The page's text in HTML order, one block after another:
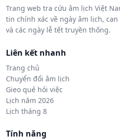
Trang web tra cứu âm lịch Việt
tin chính xác về ngày âm lịch,
và các ngày lễ tết truyền thống.
Liên kết nhanh
Trang chủ
Chuyển đổi âm lịch
Gieo quẻ hỏi việc
Lịch năm 2026
Lịch tháng 8
Tính năng